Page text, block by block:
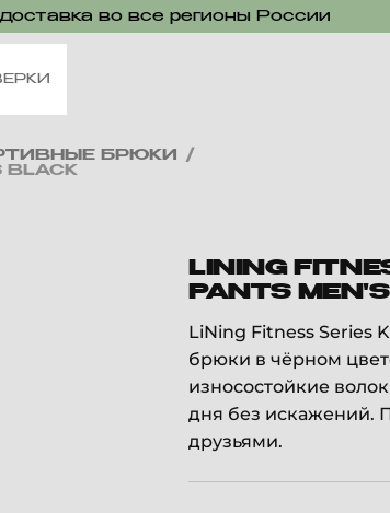
во все регионы России
БРЮКИ
/
BLACK
LINING
PANTS
LiNing Fitness Series
брюки в чёрном
износостойкие
дня без искажений.
друзьями.